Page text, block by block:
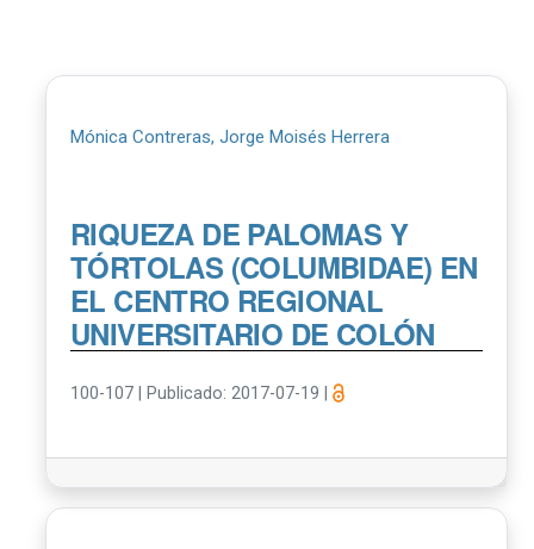
Mónica Contreras, Jorge Moisés Herrera
RIQUEZA DE PALOMAS Y
TÓRTOLAS (COLUMBIDAE) EN
EL CENTRO REGIONAL
UNIVERSITARIO DE COLÓN
100-107 Publicado: 2017-07-19